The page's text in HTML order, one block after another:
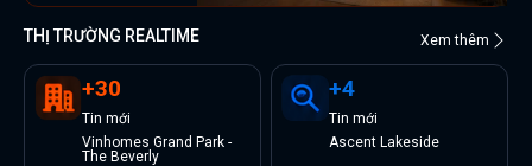
THỊ TRƯỜNG REALTIME Xem thêm
+30
Tin mới
Vinhomes Grand Park -
The Beverly
+4
Tin mới
Ascent Lakeside